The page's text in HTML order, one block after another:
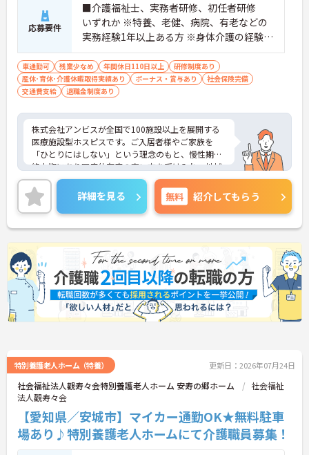
応募要件
■介護福祉士、実務者研修、初任者研修
いずれか ※特養、老健、病院、有老などの
実務経験1年以上ある方 ※身体介護の経験年
以上ある方、機械浴の使用の経験のある方
歓迎
車通勤可 残業少なめ 年間休日110日以上
研修制度あり
産休･育休･介護休暇取得実績あり
ボーナス・賞与あり
社会保険完備
交通費支給
退職金制度あり
株式会社アンビスが全国で100施設以上を展開する
医療施設型ホスピスです。ご入居者様やご家族を
「ひとりにはしない」という理念のもと、慢性期や
終末期にあり医療依存度の高い方を受け入れ、地域
医療を支える社会的意義の高い事業を推進していま
す。現場には看護師が24時間常駐しています。急変
時の対応や医療行為は看護師が担当するため、初任
者研修や実務者研修の方も食事介助や入浴介助など
の生活を支えるケアに専念できる環境です。多職種
で情報を共有し、一人で判断を抱え込まないチーム
連携の体制がしっかりと整っています。働き方の面
では、夜勤明けの翌日が原則として公休となるほ
か、月平均の残業時間も5時間から7時間程度とかな
り少なめです。常勤スタッフの比率が90パーセント
を超えているため急な勤務変更が発生しにくく、あ
らかじめ決められた訪問予定表に沿って規則正しく
専門性を着実に深めていける環境が用意されていま
★おすすめPOINT★
＜個別ＯＪＴとチーム連携で着実に成長！＞
・入職後はお一人おひとりの習熟度に合わせた個別
のＯＪＴ研修を実施し、ｅラーニングを用いた学習
の機会も提供されます
詳細を見る 無料 紹介してもらう
特別養護老人ホーム（特養） 更新日：2026年07月24日
社会福祉法人觀寿々会特別養護老人ホーム 安寿の郷ホーム
社会福祉
法人觀寿々会
【愛知県／安城市】マイカー通勤OK★無料駐車
場あり♪特別養護老人ホームにて介護職員募集！